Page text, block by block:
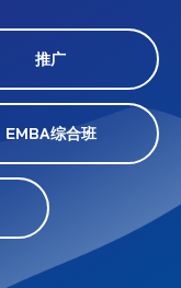
推广
EMBA综合班